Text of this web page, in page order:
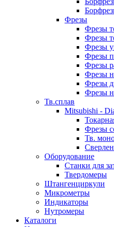
Фрезы
Фрезы
Фрезы
Фрезы
Фрезы
Фрезы
Фрезы
Фрезы
Фрезы
Тв.сплав
Mitsubishi -
Фрезы
Тв.
Оборудование
Станки для
Твердомеры
Штангенциркули
Микрометры
Индикаторы
Нутромеры
Каталоги